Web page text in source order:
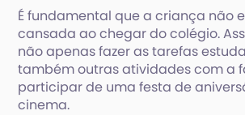
É fundamental que a criança não
cansada ao chegar do colégio.
não apenas fazer as tarefas
também outras atividades com a
participar de uma festa de
cinema.